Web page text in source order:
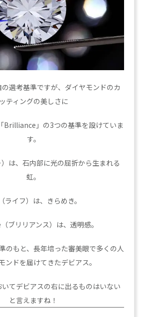
選考基準ですが、ダイヤモンドのカ
ッティングの美しさに
Brilliance」の3つの基準を設けていま
す。
は、石内部に光の屈折から生まれる
虹。
ライフ）は、きらめき。
ブリリアンス）は、透明感。
のもと、長年培った審美眼で多くの人
ンドを届けてきたデビアス。
てデビアスの右に出るものはいない
と言えますね！